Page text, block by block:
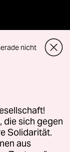
für Genehmigungen
nicht
die sich gegen
Solidarität.
aus